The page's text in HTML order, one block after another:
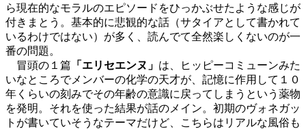
ら現在的なモラルのエピソードをひっかぶせたような感じが
付きまとう。基本的に悲観的な話（サタイアとして書かれて
いるわけではない）が多く、読んでて全然楽しくないのが一
番の問題。
冒頭の１篇 「エリセエンヌ」 は、ヒッピーコミューンみた
いなところでメンバーの化学の天才が、記憶に作用して１０
年くらいの刻みでその年齢の意識に戻ってしまうという薬物
を発明。それを使った結果が話のメイン。初期のヴォネガッ
トが書いていそうなテーマだけど、こちらはリアルな風俗も